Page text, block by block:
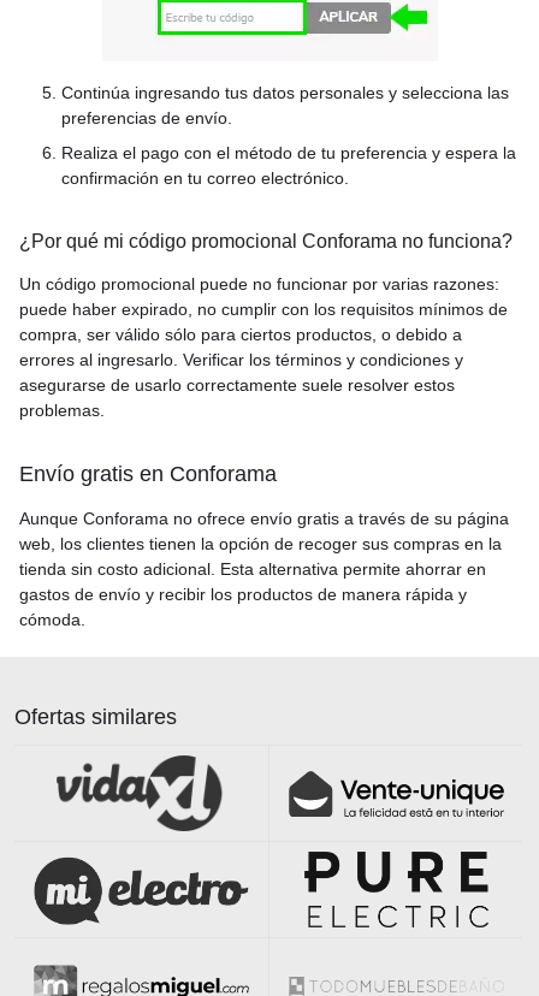
Continúa ingresando tus datos personales y selecciona las
preferencias de envío.
Realiza el pago con el método de tu preferencia y espera la
confirmación en tu correo electrónico.
¿Por qué mi código promocional Conforama no funciona?
Un código promocional puede no funcionar por varias razones:
puede haber expirado, no cumplir con los requisitos mínimos de
compra, ser válido sólo para ciertos productos, o debido a
errores al ingresarlo. Verificar los términos y condiciones y
asegurarse de usarlo correctamente suele resolver estos
problemas.
Envío gratis en Conforama
Aunque Conforama no ofrece envío gratis a través de su página
web, los clientes tienen la opción de recoger sus compras en la
tienda sin costo adicional. Esta alternativa permite ahorrar en
gastos de envío y recibir los productos de manera rápida y
cómoda.
Ofertas similares